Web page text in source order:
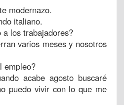
modernazo.
italiano.
los trabajadores?
varios meses y nosotros
empleo?
acabe agosto buscaré
puedo vivir con lo que me